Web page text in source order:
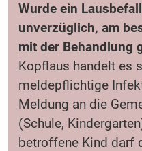
Wurde ein
unverzüglich, am
mit der Behandlung
Kopflaus handelt es
meldepflichtige
Meldung an die
(Schule,
betroffene Kind darf